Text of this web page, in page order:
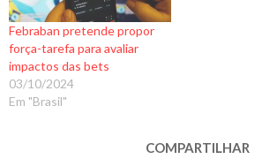
Febraban pretende propor
força-tarefa para avaliar
impactos das bets
03/10/2024
Em "Brasil"
COMPARTILHAR